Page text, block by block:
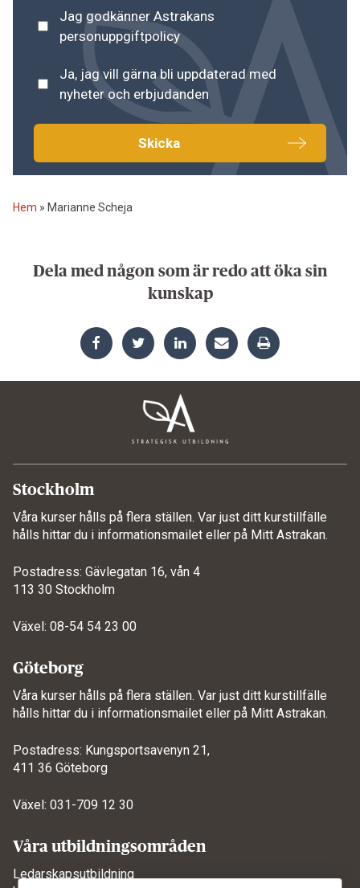
Astrakans
personuppgiftspolicy *
Jag godkänner Astrakans
personuppgiftpolicy
Nyhetsbrev
Ja, jag vill gärna bli uppdaterad med
nyheter och erbjudanden
Hem » Marianne Scheja
Dela med någon som är redo att öka sin
kunskap
Stockholm
Våra kurser hålls på flera ställen. Var just ditt kurstillfälle
hålls hittar du i informationsmailet eller på Mitt Astrakan.
Postadress: Gävlegatan 16, vån 4
113 30 Stockholm
Växel: 08-54 54 23 00
Göteborg
Våra kurser hålls på flera ställen. Var just ditt kurstillfälle
hålls hittar du i informationsmailet eller på Mitt Astrakan.
Postadress: Kungsportsavenyn 21,
411 36 Göteborg
Växel: 031-709 12 30
Våra utbildningsområden
Ledarskapsutbildning